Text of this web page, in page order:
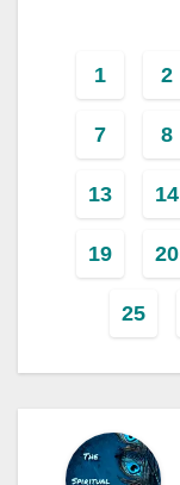
1 2
7 8
13 14
19 20
25